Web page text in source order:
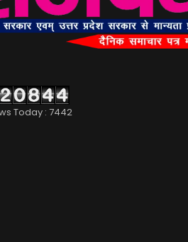
Today : 7442